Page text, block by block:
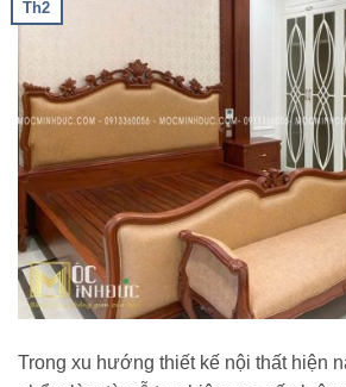
Th2
Trong xu hướng thiết kế nội thất hiện